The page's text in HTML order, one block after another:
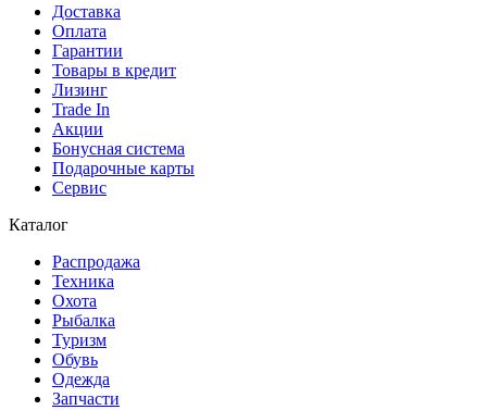
Доставка
Оплата
Гарантии
Товары в кредит
Лизинг
Trade In
Акции
Бонусная система
Подарочные карты
Сервис
Каталог
Распродажа
Техника
Охота
Рыбалка
Туризм
Обувь
Одежда
Запчасти